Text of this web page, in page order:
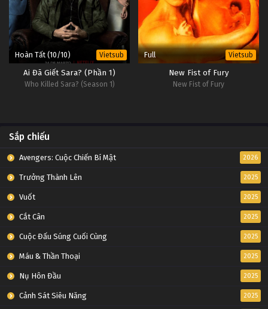
Hoàn Tất (10/10) Vietsub
Ai Đã Giết Sara? (Phần 1)
Who Killed Sara? (Season 1)
Full Vietsub
New Fist of Fury
New Fist of Fury
Sắp chiếu
Avengers: Cuộc Chiến Bí Mật 2026
Trưởng Thành Lên 2025
Vuốt 2025
Cắt Cân 2025
Cuộc Đấu Súng Cuối Cùng 2025
Máu & Thần Thoại 2025
Nụ Hôn Đầu 2025
Cảnh Sát Siêu Năng 2025